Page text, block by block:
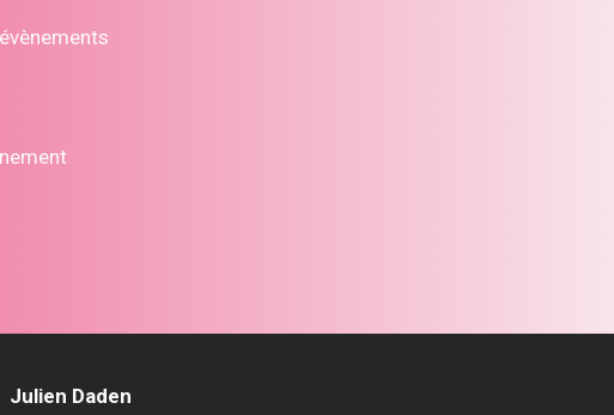
Julien Daden